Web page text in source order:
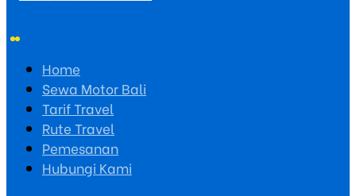
Home
Sewa Motor Bali
Tarif Travel
Rute Travel
Pemesanan
Hubungi Kami